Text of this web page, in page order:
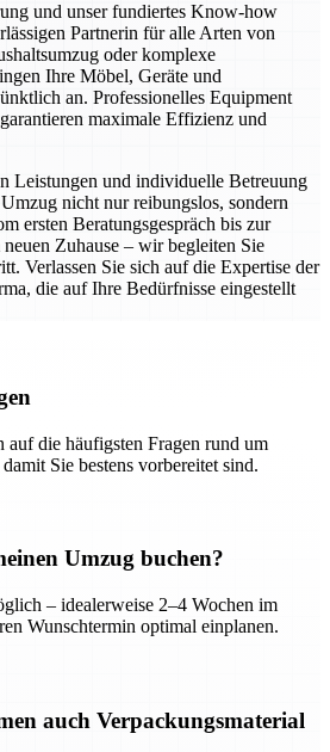
und unser fundiertes Know-how
Partnerin für alle Arten von
oder komplexe
Ihre Möbel, Geräte und
an. Professionelles Equipment
maximale Effizienz und
Leistungen und individuelle Betreuung
nicht nur reibungslos, sondern
ersten Beratungsgespräch bis zur
Zuhause – wir begleiten Sie
Verlassen Sie sich auf die Expertise der
die auf Ihre Bedürfnisse eingestellt
die häufigsten Fragen rund um
Sie bestens vorbereitet sind.
Umzug buchen?
– idealerweise 2–4 Wochen im
Wunschtermin optimal einplanen.
auch Verpackungsmaterial